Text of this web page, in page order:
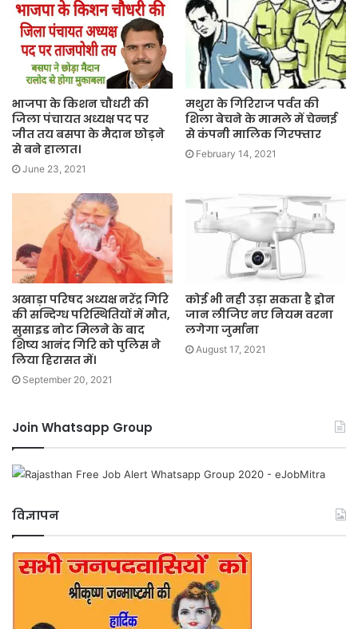
भाजपा के किशन चौधरी की
जिला पंचायत अध्यक्ष पद पर
जीत तय बसपा के मैदान छोड़ने
से बने हालात।
June 23, 2021
मथुरा के गिरिराज पर्वत की
शिला बेचने के मामले में चेन्नई
से कंपनी मालिक गिरफ्तार
February 14, 2021
अखाड़ा परिषद अध्यक्ष नरेंद्र गिरि
की सन्दिग्ध परिस्थितियों में मौत,
सुसाइड नोट मिलने के बाद
शिष्य आनंद गिरि को पुलिस ने
लिया हिरासत में।
September 20, 2021
कोई भी नही उड़ा सकता है ड्रोन
जान लीजिए नए नियम वरना
लगेगा जुर्माना
August 17, 2021
Join Whatsapp Group
विज्ञापन